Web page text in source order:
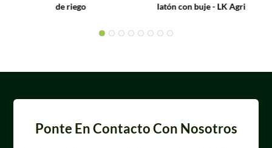
de riego
latón con buje - LK Agri
Ponte En Contacto Con Nosotros